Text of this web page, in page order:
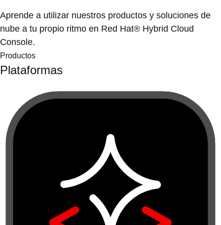
Red Hat AI
Desarrolla e implementa soluciones de inteligencia
artificial en la nube híbrida.